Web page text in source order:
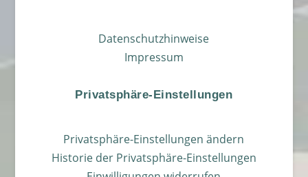
Datenschutzhinweise
Impressum
Privatsphäre-Einstellungen
Privatsphäre-Einstellungen ändern
Historie der Privatsphäre-Einstellungen